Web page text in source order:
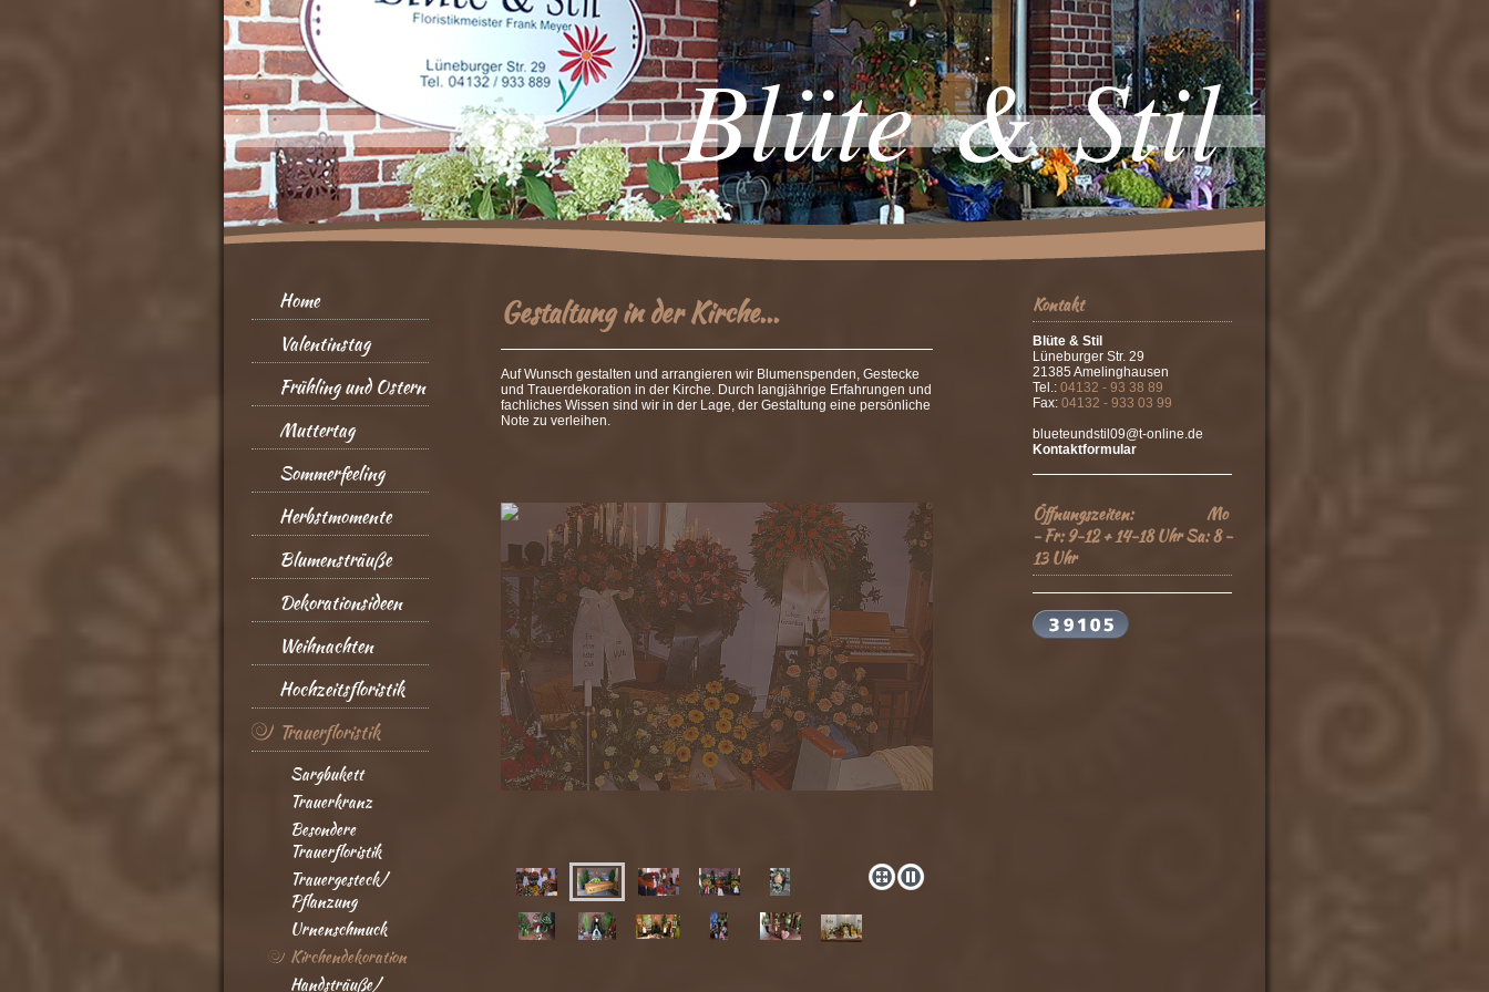
Blüte & Stil
Home
Valentinstag
Frühling und Ostern
Muttertag
Sommerfeeling
Herbstmomente
Blumensträuße
Dekorationsideen
Weihnachten
Hochzeitsfloristik
Trauerfloristik
Sargbukett
Trauerkranz
Besondere
Trauerfloristik
Trauergesteck/
Pflanzung
Urnenschmuck
Kirchendekoration
Handsträuße/
Gestaltung in der Kirche...
Auf Wunsch gestalten und arrangieren wir Blumenspenden, Gestecke
und Trauerdekoration in der Kirche. Durch langjährige Erfahrungen und
fachliches Wissen sind wir in der Lage, der Gestaltung eine persönliche
Note zu verleihen.
Kontakt
Blüte & Stil
Lüneburger Str. 29
21385 Amelinghausen
Tel.: 04132 - 93 38 89
Fax: 04132 - 933 03 99
blueteundstil09@t-online.de
Kontaktformular
Öffnungszeiten: Mo
- Fr: 9-12 + 14-18 Uhr Sa: 8 -
13 Uhr